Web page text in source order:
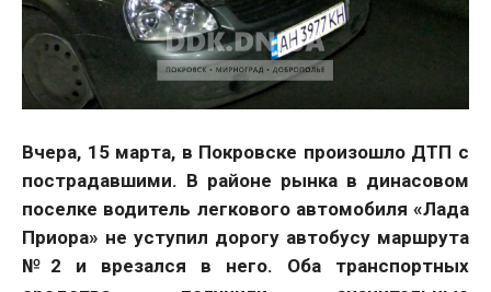
Вчера, 15 марта, в Покровске произошло ДТП с
пострадавшими. В районе рынка в динасовом
поселке водитель легкового автомобиля «Лада
Приора» не уступил дорогу автобусу маршрута
№2 и врезался в него. Оба транспортных